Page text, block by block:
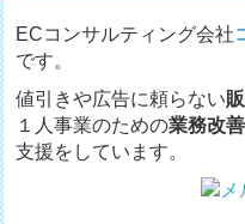
ECコンサルティング会社
です。
値引きや広告に頼らない
１人事業のための業務改
支援をしています。